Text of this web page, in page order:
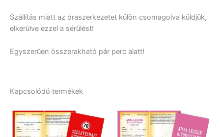
Szállítás miatt az óraszerkezetet külön csomagolva küldjük,
elkerülve ezzel a sérülést!
Egyszerűen összerakható pár perc alatt!
Kapcsolódó termékek